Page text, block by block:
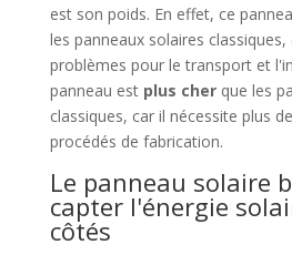
est son poids. En effet, ce
les panneaux solaires
problèmes pour le transport et
panneau est plus cherque les
classiques, car il nécessite plus
procédés de fabrication.
Le panneau solaire
capter l'énergie
côtés